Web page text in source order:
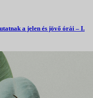
a jelen és jövő órái – I.